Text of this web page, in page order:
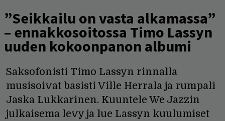
”Seikkailu on vasta alkamassa”
– ennakkosoitossa Timo Lassyn
uuden kokoonpanon albumi
Saksofonisti Timo Lassyn rinnalla
musisoivat basisti Ville Herrala ja rumpali
Jaska Lukkarinen. Kuuntele We Jazzin
julkaisema levy ja lue Lassyn kuulumiset